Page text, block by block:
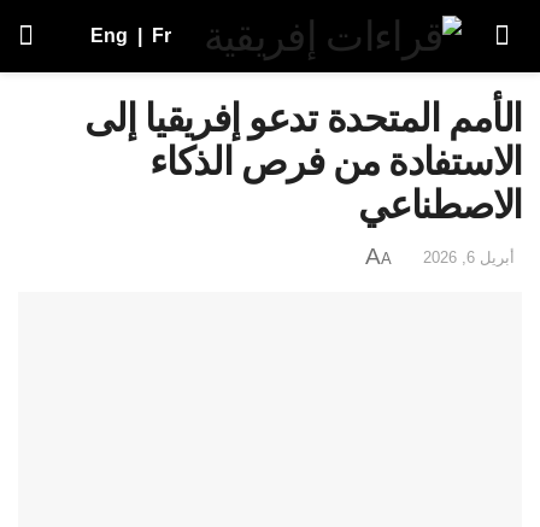
Eng Fr
الأمم المتحدة تدعو إفريقيا إلى
الاستفادة من فرص الذكاء
الاصطناعي
أبريل 6, 2026 A
A